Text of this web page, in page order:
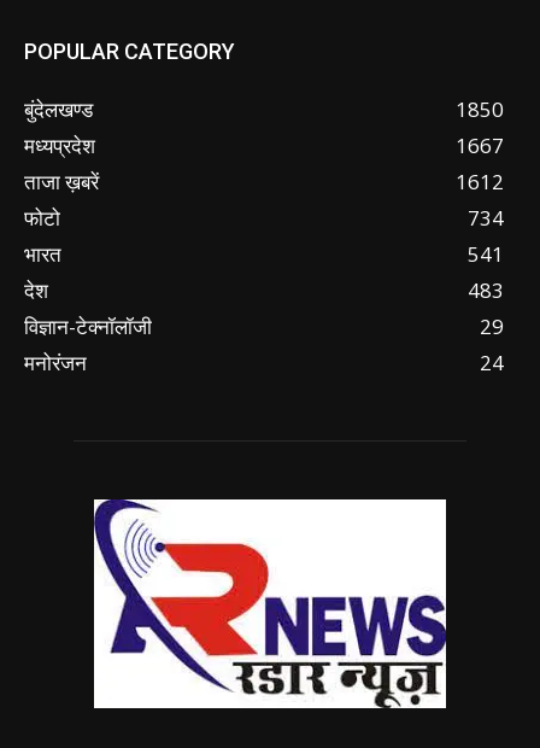
POPULAR CATEGORY
बुंदेलखण्ड
1850
मध्यप्रदेश
1667
ताजा ख़बरें
1612
फोटो
734
भारत
541
देश
483
विज्ञान-टेक्नॉलॉजी
29
मनोरंजन
24